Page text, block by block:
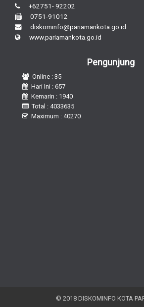
+62751- 92202
0751-91012
diskominfo@pariamankota.go.id
www.pariamankota.go.id
Pengunjung
Online : 35
Hari Ini : 657
Kemarin : 1940
Total : 4033635
Maximum : 40270
© 2018 DISKOMINFO KOTA